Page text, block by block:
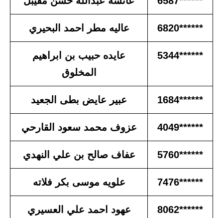
******6820 عاليه مطر احمد البحيري
******5344
عايده حبيب بن ابراهيم
المخلوق
******1684 عبير عايض بطى الجعيد
******4049 عزوف محمد سعود القارحي
******5760 عفاف صالح بن علي النهدي
******7476 علويه موسى بكر فلاته
******8062 عهود احمد علي العسيري